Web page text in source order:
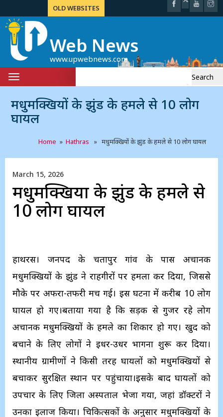
OLD WEBSITES
Web News
www.upwebnews.com
Toggle
navigation
मधुमक्खियों के झुंड के हमले से 10 लोग
घायल
Home » Hathras » मधुमक्खियों के झुंड के हमले से 10 लोग घायल
March 15, 2026
मधुमक्खियों के झुंड के हमले से
10 लोग घायल
हाथरस। जनपद के चिंतापुर गांव के पास अचानक
मधुमक्खियों के झुंड ने राहगीरों पर हमला कर दिया, जिससे
मौके पर अफरा-तफरी मच गई। इस घटना में करीब 10 लोग
घायल हो गए।बताया गया है कि सड़क से गुजर रहे लोग
अचानक मधुमक्खियों के हमले का शिकार हो गए। खुद को
बचाने के लिए लोगों ने इधर-उधर भागना शुरू कर दिया।
स्थानीय ग्रामीणों ने किसी तरह घायलों को मधुमक्खियों से
बचाकर सुरक्षित स्थान पर पहुंचाया।इसके बाद घायलों को
उपचार के लिए जिला अस्पताल भेजा गया, जहां डॉक्टरों ने
उनका इलाज किया। चिकित्सकों के अनुसार मधुमक्खियों के